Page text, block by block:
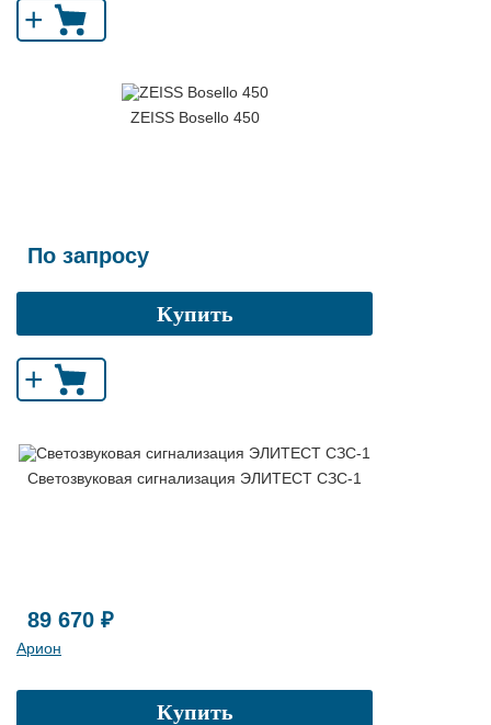
+
ZEISS Bosello 450
По запросу
Купить
+
Светозвуковая сигнализация ЭЛИТЕСТ СЗС-1
89 670 ₽
Арион
Купить